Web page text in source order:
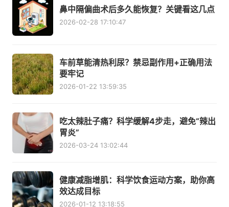
鼻中隔偏曲术后多久能恢复？关键看这几点
2026-02-28 17:10:47
车前草能清热利尿？禁忌副作用+正确用法
要牢记
2026-01-22 13:59:35
吃太辣肚子痛？科学缓解4步走，避免“辣出
胃炎”
2026-03-24 13:02:44
健康减脂增肌：科学饮食运动方案，助你高
效达成目标
2026-01-12 13:18:55